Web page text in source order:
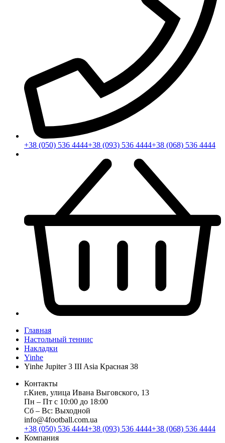
+38 (050) 536 4444+38 (093) 536 4444+38 (068) 536 4444
Главная
Настольный теннис
Накладки
Yinhe
Yinhe Jupiter 3 III Asia Красная 38
Контакты
г.Киев, улица Ивана Выговского, 13
Пн ‒ Пт с 10:00 до 18:00
Сб ‒ Вс: Выходной
info@4football.com.ua
+38 (050) 536 4444+38 (093) 536 4444+38 (068) 536 4444
Компания